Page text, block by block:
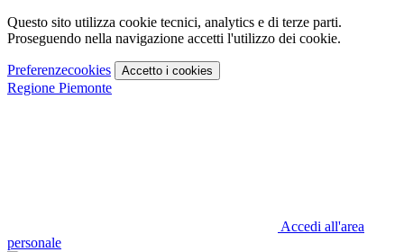
Questo sito utilizza cookie tecnici, analytics e di terze parti.
Proseguendo nella navigazione accetti l'utilizzo dei cookie.
Preferenzecookies Accetto i cookies
Regione Piemonte
Accedi all'area
personale